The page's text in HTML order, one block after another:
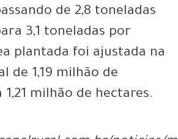
de 2,8 toneladas
3,1 toneladas por
plantada foi ajustada na
de 1,19 milhão de
milhão de hectares.